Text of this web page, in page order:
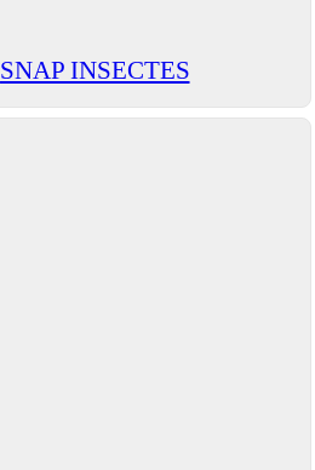
SNAP INSECTES